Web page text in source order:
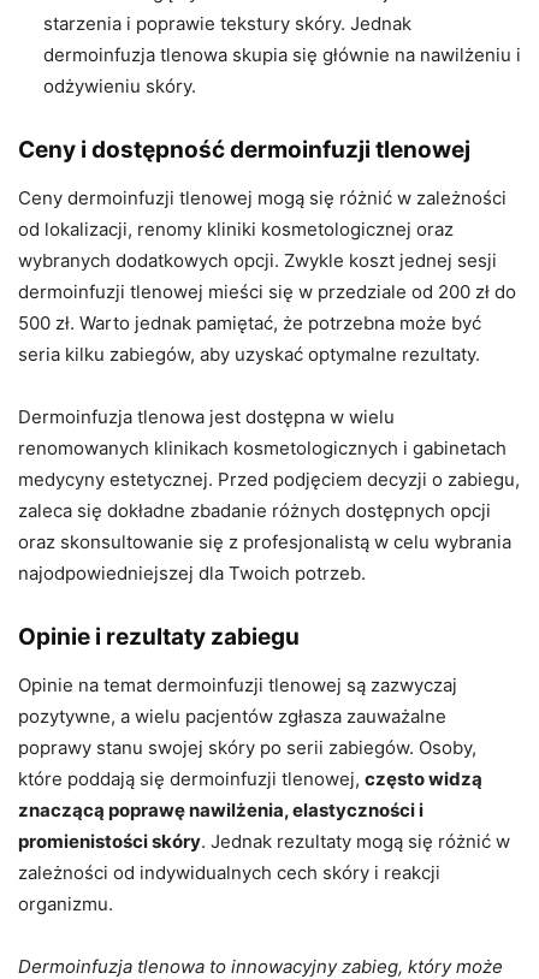
starzenia i poprawie tekstury skóry. Jednak
dermoinfuzja tlenowa skupia się głównie na nawilżeniu i
odżywieniu skóry.
Ceny i dostępność dermoinfuzji tlenowej
Ceny dermoinfuzji tlenowej mogą się różnić w zależności
od lokalizacji, renomy kliniki kosmetologicznej oraz
wybranych dodatkowych opcji. Zwykle koszt jednej sesji
dermoinfuzji tlenowej mieści się w przedziale od 200 zł do
500 zł. Warto jednak pamiętać, że potrzebna może być
seria kilku zabiegów, aby uzyskać optymalne rezultaty.
Dermoinfuzja tlenowa jest dostępna w wielu
renomowanych klinikach kosmetologicznych i gabinetach
medycyny estetycznej. Przed podjęciem decyzji o zabiegu,
zaleca się dokładne zbadanie różnych dostępnych opcji
oraz skonsultowanie się z profesjonalistą w celu wybrania
najodpowiedniejszej dla Twoich potrzeb.
Opinie i rezultaty zabiegu
Opinie na temat dermoinfuzji tlenowej są zazwyczaj
pozytywne, a wielu pacjentów zgłasza zauważalne
poprawy stanu swojej skóry po serii zabiegów. Osoby,
które poddają się dermoinfuzji tlenowej, często widzą
znaczącą poprawę nawilżenia, elastyczności i
promienistości skóry. Jednak rezultaty mogą się różnić w
zależności od indywidualnych cech skóry i reakcji
organizmu.
Dermoinfuzja tlenowa to innowacyjny zabieg, który może